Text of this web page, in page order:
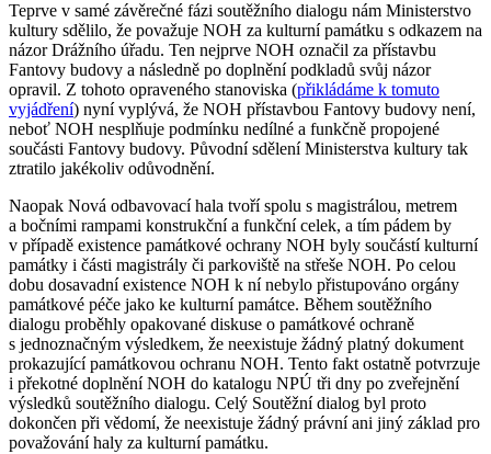
Teprve v samé závěrečné fázi soutěžního dialogu nám Ministerstvo
kultury sdělilo, že považuje NOH za kulturní památku s odkazem na
názor Drážního úřadu. Ten nejprve NOH označil za přístavbu
Fantovy budovy a následně po doplnění podkladů svůj názor
opravil. Z tohoto opraveného stanoviska (přikládáme k tomuto
vyjádření) nyní vyplývá, že NOH přístavbou Fantovy budovy není,
neboť NOH nesplňuje podmínku nedílné a funkčně propojené
součásti Fantovy budovy. Původní sdělení Ministerstva kultury tak
ztratilo jakékoliv odůvodnění.
Naopak Nová odbavovací hala tvoří spolu s magistrálou, metrem
a bočními rampami konstrukční a funkční celek, a tím pádem by
v případě existence památkové ochrany NOH byly součástí kulturní
památky i části magistrály či parkoviště na střeše NOH. Po celou
dobu dosavadní existence NOH k ní nebylo přistupováno orgány
památkové péče jako ke kulturní památce. Během soutěžního
dialogu proběhly opakované diskuse o památkové ochraně
s jednoznačným výsledkem, že neexistuje žádný platný dokument
prokazující památkovou ochranu NOH. Tento fakt ostatně potvrzuje
i překotné doplnění NOH do katalogu NPÚ tři dny po zveřejnění
výsledků soutěžního dialogu. Celý Soutěžní dialog byl proto
dokončen při vědomí, že neexistuje žádný právní ani jiný základ pro
považování haly za kulturní památku.